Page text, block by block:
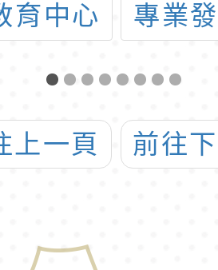
育中心
坊-臺北
專業
社群
培訓
上一頁 前往